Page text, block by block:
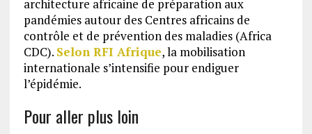
architecture africaine de préparation aux
pandémies autour des Centres africains de
contrôle et de prévention des maladies (Africa
CDC). Selon RFI Afrique, la mobilisation
internationale s’intensifie pour endiguer
l’épidémie.
Pour aller plus loin